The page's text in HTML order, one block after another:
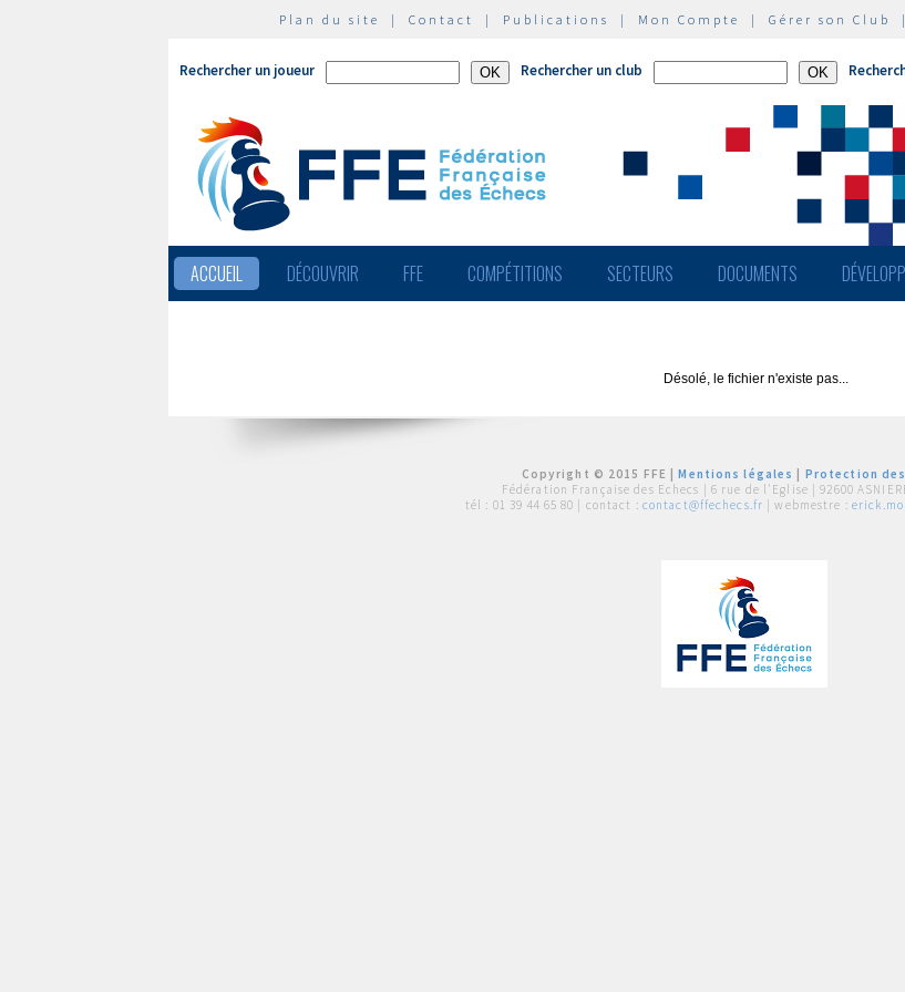
Plan du site | Contact | Publications | Mon Compte | Gérer son Club
Rechercher un joueur Rechercher un club
ACCUEIL DÉCOUVRIR FFE COMPÉTITIONS SECTEURS DOCUMENTS
Désolé, le fichier n'existe pas...
Copyright © 2015 FFE |Mentions légales
Protection
Fédération Française des Echecs | 6 rue de l'Eglise | 92600
tél : 01 39 44 65 80 | contact : contact@ffechecs.fr | webmestre :